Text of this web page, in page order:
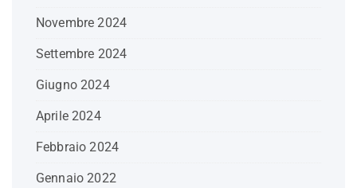
Novembre 2024
Settembre 2024
Giugno 2024
Aprile 2024
Febbraio 2024
Gennaio 2022